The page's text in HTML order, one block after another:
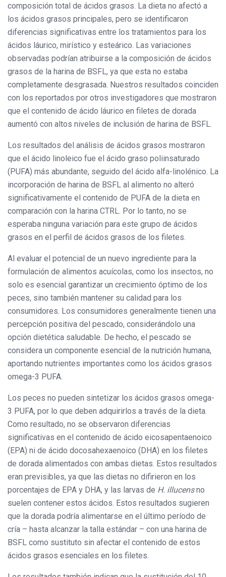
composición total de ácidos grasos. La dieta no afectó a
los ácidos grasos principales, pero se identificaron
diferencias significativas entre los tratamientos para los
ácidos láurico, mirístico y esteárico. Las variaciones
observadas podrían atribuirse a la composición de ácidos
grasos de la harina de BSFL, ya que esta no estaba
completamente desgrasada. Nuestros resultados coinciden
con los reportados por otros investigadores que mostraron
que el contenido de ácido láurico en filetes de dorada
aumentó con altos niveles de inclusión de harina de BSFL.
Los resultados del análisis de ácidos grasos mostraron
que el ácido linoleico fue el ácido graso poliinsaturado
(PUFA) más abundante, seguido del ácido alfa-linolénico. La
incorporación de harina de BSFL al alimento no alteró
significativamente el contenido de PUFA de la dieta en
comparación con la harina CTRL. Por lo tanto, no se
esperaba ninguna variación para este grupo de ácidos
grasos en el perfil de ácidos grasos de los filetes.
Al evaluar el potencial de un nuevo ingrediente para la
formulación de alimentos acuícolas, como los insectos, no
solo es esencial garantizar un crecimiento óptimo de los
peces, sino también mantener su calidad para los
consumidores. Los consumidores generalmente tienen una
percepción positiva del pescado, considerándolo una
opción dietética saludable. De hecho, el pescado se
considera un componente esencial de la nutrición humana,
aportando nutrientes importantes como los ácidos grasos
omega-3 PUFA.
Los peces no pueden sintetizar los ácidos grasos omega-
3 PUFA, por lo que deben adquirirlos a través de la dieta.
Como resultado, no se observaron diferencias
significativas en el contenido de ácido eicosapentaenoico
(EPA) ni de ácido docosahexaenoico (DHA) en los filetes
de dorada alimentados con ambas dietas. Estos resultados
eran previsibles, ya que las dietas no difirieron en los
porcentajes de EPA y DHA, y las larvas de H. illucensno
suelen contener estos ácidos. Estos resultados sugieren
que la dorada podría alimentarse en el último período de
cría – hasta alcanzar la talla estándar – con una harina de
BSFL como sustituto sin afectar el contenido de estos
ácidos grasos esenciales en los filetes.